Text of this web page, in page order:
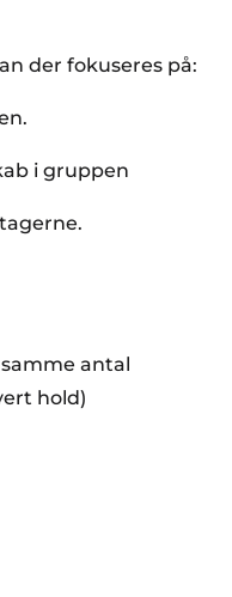
der fokuseres på:
i gruppen
antal
hold)